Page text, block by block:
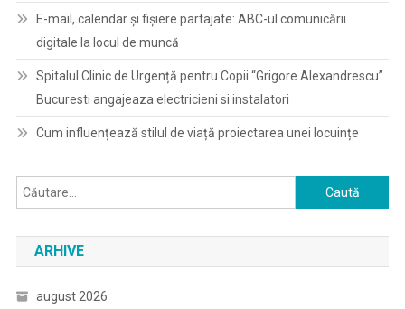
E-mail, calendar şi fişiere partajate: ABC-ul comunicării
digitale la locul de muncă
Spitalul Clinic de Urgență pentru Copii “Grigore Alexandrescu”
Bucuresti angajeaza electricieni si instalatori
Cum influențează stilul de viață proiectarea unei locuințe
Caută
după:
ARHIVE
august 2026